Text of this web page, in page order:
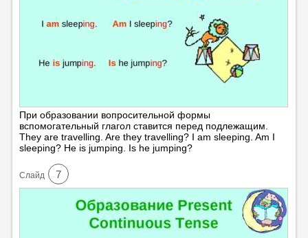
При образовании вопросительной формы
вспомогательный глагол ставится перед подлежащим.
They are travelling. Are they travelling? I am sleeping. Am I
sleeping? He is jumping. Is he jumping?
Cлайд 7